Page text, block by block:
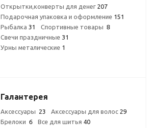
Открытки,конверты для денег 207
Подарочная упаковка и оформление 151
Рыбалка 31 Спортивные товары 8
Свечи праздничные 31
Урны металические 1
Галантерея
Аксессуары 23 Аксессуары для волос 29
Брелоки 6 Все для шитья 40